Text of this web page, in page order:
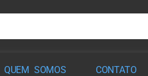
QUEM SOMOS CONTATO